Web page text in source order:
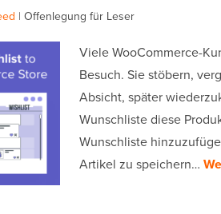
| Offenlegung für Leser
Viele WooCommerce-
Besuch. Sie stöbern,
Absicht, später
Wunschliste diese
Wunschliste
Artikel zu speichern…